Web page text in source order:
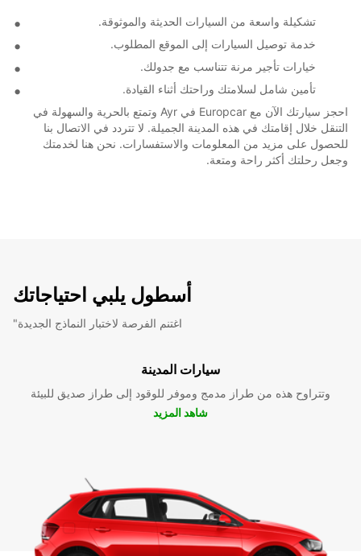
تشكيلة واسعة من السيارات الحديثة والموثوقة.
خدمة توصيل السيارات إلى الموقع المطلوب.
خيارات تأجير مرنة تتناسب مع جدولك.
تأمين شامل لسلامتك وراحتك أثناء القيادة.
احجز سيارتك الآن مع Europcar في Ayr وتمتع بالحرية والسهولة في
التنقل خلال إقامتك في هذه المدينة الجميلة. لا تتردد في الاتصال بنا
للحصول على مزيد من المعلومات والاستفسارات. نحن هنا لخدمتك
وجعل رحلتك أكثر راحة ومتعة.
أسطول يلبي احتياجاتك
"اغتنم الفرصة لاختبار النماذج الجديدة
سيارات المدينة
وتتراوح هذه من طراز مدمج وموفر للوقود إلى طراز صديق للبيئة
شاهد المزيد